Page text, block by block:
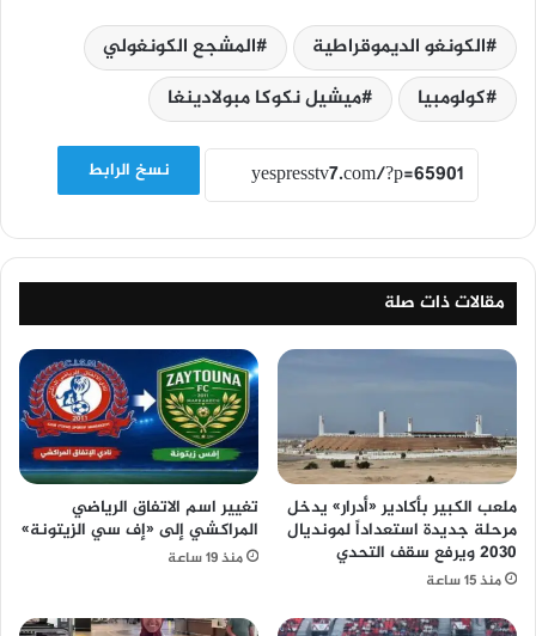
الكونغو الديموقراطية
المشجع الكونغولي
كولومبيا
ميشيل نكوكا مبولادينغا
نسخ الرابط
مقالات ذات صلة
ملعب الكبير بأكادير «أدرار» يدخل
مرحلة جديدة استعداداً لمونديال
2030 ويرفع سقف التحدي
منذ 15 ساعة
تغيير اسم الاتفاق الرياضي
المراكشي إلى «إف سي الزيتونة»
منذ 19 ساعة